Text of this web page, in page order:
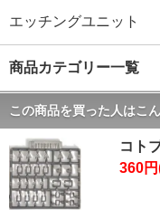
エッチングユニット
商品カテゴリー一覧
この商品を買った人はこ
コト
360